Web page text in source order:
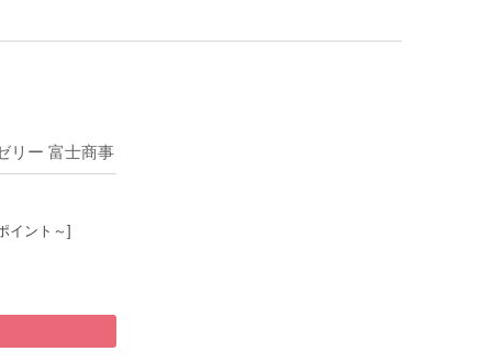
リー 富士商事
イント～]